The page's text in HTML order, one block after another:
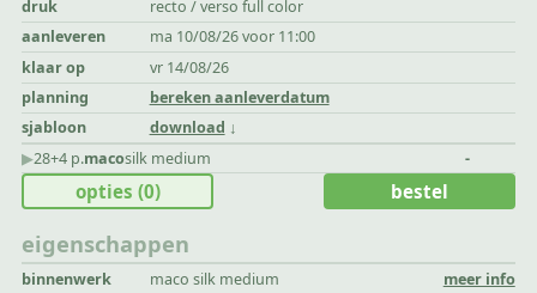
druk
recto / verso full color
aanleveren
ma 10/08/26 voor 11:00
klaar op
vr 14/08/26
planning
bereken aanleverdatum
sjabloon
download
▶︎28+4 p.macosilk medium -
eigenschappen
binnenwerk maco silk medium
meer info
opties (0) bestel